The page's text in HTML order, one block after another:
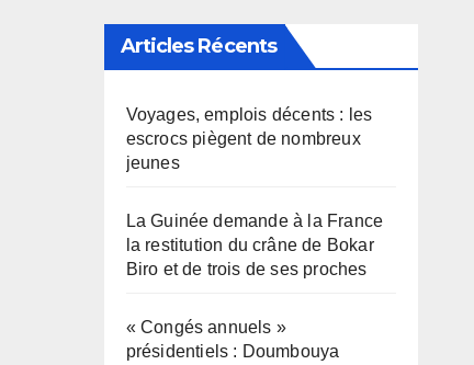
Articles Récents
Voyages, emplois décents : les
escrocs piègent de nombreux
jeunes
La Guinée demande à la France
la restitution du crâne de Bokar
Biro et de trois de ses proches
« Congés annuels »
présidentiels : Doumbouya